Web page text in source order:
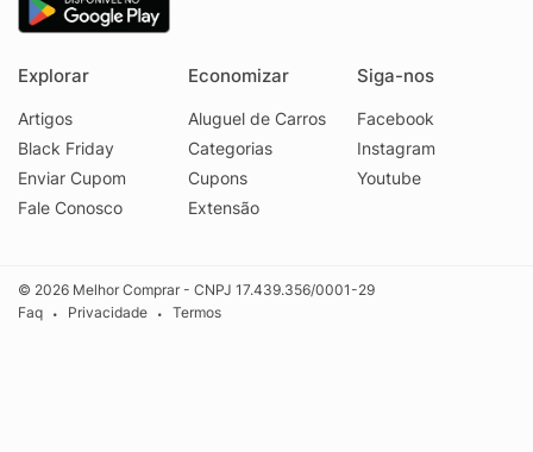
Explorar
Artigos
Black Friday
Enviar Cupom
Fale Conosco
Economizar
Aluguel de Carros
Categorias
Cupons
Extensão
Siga-nos
Facebook
Instagram
Youtube
© 2026 Melhor Comprar - CNPJ 17.439.356/0001-29
Faq
• Privacidade • Termos